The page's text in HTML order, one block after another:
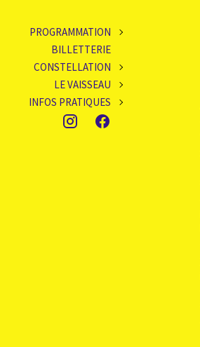
PROGRAMMATION
BILLETTERIE
CONSTELLATION
LE VAISSEAU
INFOS PRATIQUES